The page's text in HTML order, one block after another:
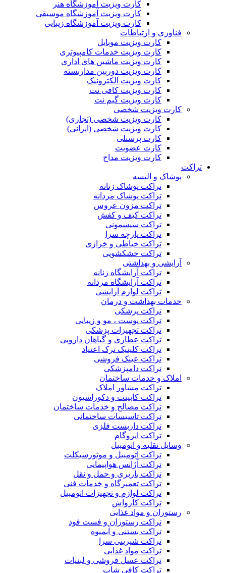
کارت ویزیت آموزشگاه هنر
کارت ویزیت آموزشگاه موسیقی
کارت ویزیت آموزشگاه زیبایی
فناوری و ارتباطات
کارت ویزیت موبایل
کارت ویزیت خدمات کامپیوتری
کارت ویزیت ماشین های اداری
کارت ویزیت دوربین مداربسته
کارت ویزیت الکترونیک
کارت ویزیت کافی نت
کارت ویزیت گیم نت
کارت ویزیت شخصی
کارت ویزیت شخصی (تجاری)
کارت ویزیت شخصی (ایرانی)
کارت پرسنلی
کارت عضویت
کارت ویزیت مداح
تراکت
پوشاک و البسه
تراکت پوشاک زنانه
تراکت پوشاک مردانه
تراکت مزون عروس
تراکت کیف و کفش
تراکت سیسمونی
تراکت پارچه سرا
تراکت خیاطی و خرازی
تراکت خشکشویی
آرایشی و بهداشتی
تراکت آرایشگاه زنانه
تراکت آرایشگاه مردانه
تراکت لوازم آرایشی
خدمات بهداشت و درمان
تراکت پزشکی
تراکت پوست ، مو و زیبایی
تراکت تجهیزات پزشکی
تراکت عطاری و گیاهان دارویی
تراکت کلینیک ترک اعتیاد
تراکت عینک فروشی
تراکت دامپزشکی
املاک و خدمات ساختمان
تراکت مشاور املاک
تراکت کابینت و دکوراسیون
تراکت مصالح و خدمات ساختمان
تراکت تاسیسات ساختمانی
تراکت داربست فلزی
تراکت ایزوگام
وسایل نقلیه و اتومبیل
تراکت اتومبیل و موتورسیکلت
تراکت آژانس هواپیمایی
تراکت باربری و حمل و نقل
تراکت تعمیرگاه و خدمات فنی
تراکت لوازم و تجهیزات اتومبیل
تراکت کارواش
رستوران و مواد غذایی
تراکت رستوران و فست فود
تراکت بستنی و آبمیوه
تراکت شیرینی سرا
تراکت مواد غذایی
تراکت عسل فروشی و لبنیات
تراکت کافی شاپ